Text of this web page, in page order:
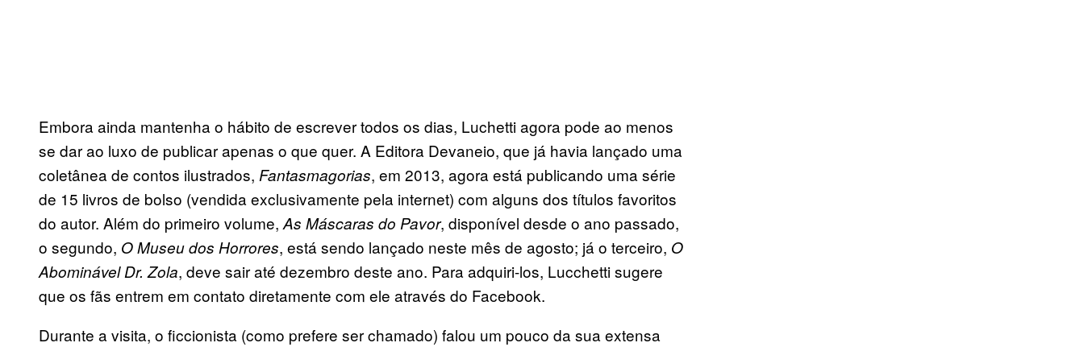
Embora ainda mantenha o hábito de escrever todos os dias, Luchetti agora pode ao menos
se dar ao luxo de publicar apenas o que quer. A Editora Devaneio, que já havia lançado uma
coletânea de contos ilustrados, Fantasmagorias, em 2013, agora está publicando uma série
de 15 livros de bolso (vendida exclusivamente pela internet) com alguns dos títulos favoritos
do autor. Além do primeiro volume, As Máscaras do Pavor, disponível desde o ano passado,
o segundo, O Museu dos Horrores, está sendo lançado neste mês de agosto; já o terceiro, O
Abominável Dr. Zola, deve sair até dezembro deste ano. Para adquiri-los, Lucchetti sugere
que os fãs entrem em contato diretamente com ele através do Facebook.
Durante a visita, o ficcionista (como prefere ser chamado) falou um pouco da sua extensa